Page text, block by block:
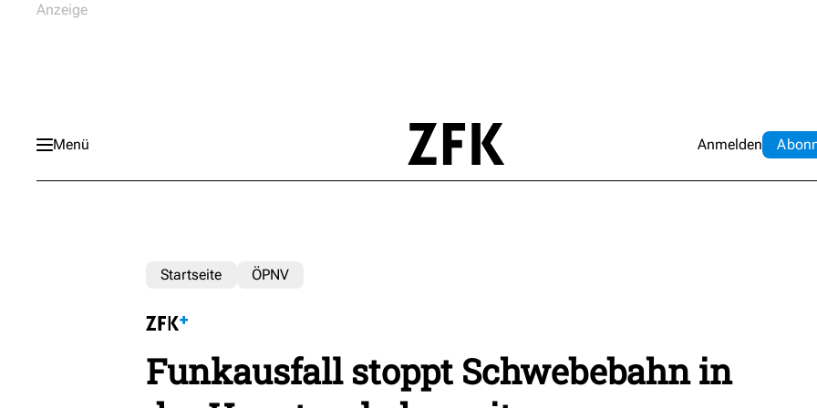
Menü Anmelden Abo
Startseite ÖPNV
Funkausfall stoppt Schwebebahn in